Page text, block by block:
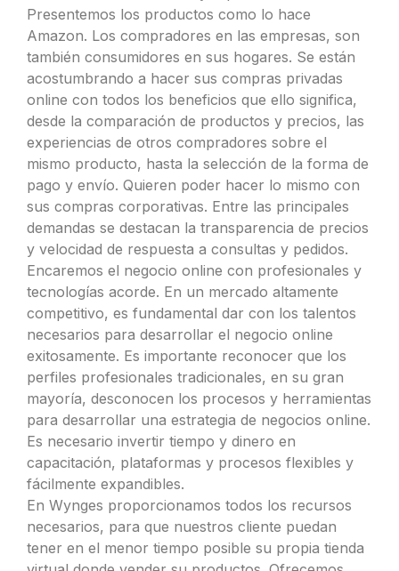
Presentemos los productos como lo hace
Amazon. Los compradores en las empresas, son
también consumidores en sus hogares. Se están
acostumbrando a hacer sus compras privadas
online con todos los beneficios que ello significa,
desde la comparación de productos y precios, las
experiencias de otros compradores sobre el
mismo producto, hasta la selección de la forma de
pago y envío. Quieren poder hacer lo mismo con
sus compras corporativas. Entre las principales
demandas se destacan la transparencia de precios
y velocidad de respuesta a consultas y pedidos.
Encaremos el negocio online con profesionales y
tecnologías acorde. En un mercado altamente
competitivo, es fundamental dar con los talentos
necesarios para desarrollar el negocio online
exitosamente. Es importante reconocer que los
perfiles profesionales tradicionales, en su gran
mayoría, desconocen los procesos y herramientas
para desarrollar una estrategia de negocios online.
Es necesario invertir tiempo y dinero en
capacitación, plataformas y procesos flexibles y
fácilmente expandibles.
En Wynges proporcionamos todos los recursos
necesarios, para que nuestros cliente puedan
tener en el menor tiempo posible su propia tienda